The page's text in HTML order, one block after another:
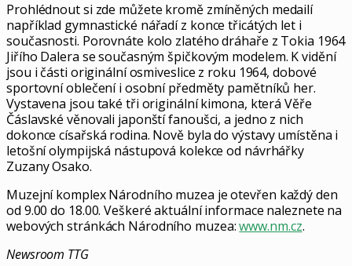
Prohlédnout si zde můžete kromě zmíněných medailí
například gymnastické nářadí z konce třicátých let i
současnosti. Porovnáte kolo zlatého dráhaře z Tokia 1964
Jiřího Dalera se současným špičkovým modelem. K vidění
jsou i části originální osmiveslice z roku 1964, dobové
sportovní oblečení i osobní předměty pamětníků her.
Vystavena jsou také tři originální kimona, která Věře
Čáslavské věnovali japonští fanoušci, a jedno z nich
dokonce císařská rodina. Nově byla do výstavy umístěna i
letošní olympijská nástupová kolekce od návrhářky
Zuzany Osako.
Muzejní komplex Národního muzea je otevřen každý den
od 9.00 do 18.00. Veškeré aktuální informace naleznete na
webových stránkách Národního muzea:www.nm.cz.
Newsroom TTG